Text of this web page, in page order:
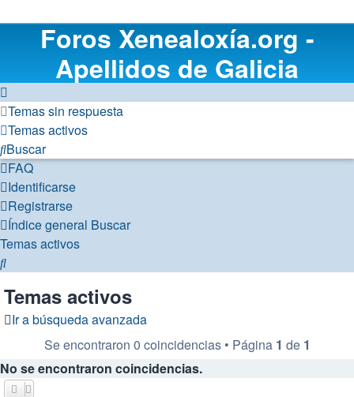
Foros Xenealoxía.org -
Apellidos de Galicia
Temas sin respuesta
Temas activos
Buscar
FAQ
Identificarse
Registrarse
Índice general Buscar
Temas activos
Buscar
Temas activos
Ir a búsqueda avanzada
Se encontraron 0 coincidencias • Página 1 de 1
No se encontraron coincidencias.